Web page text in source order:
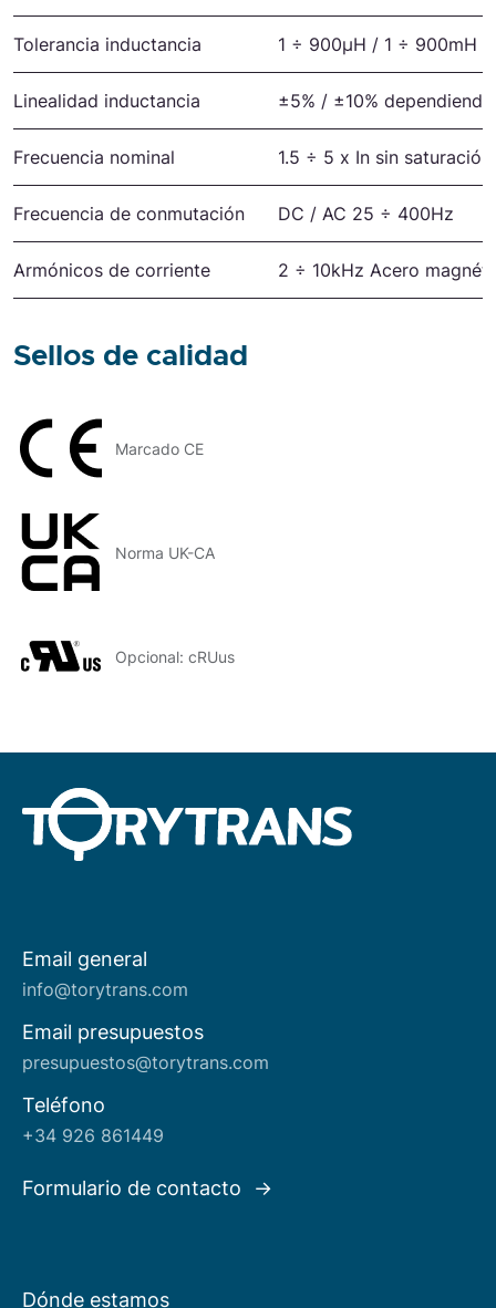
Tolerancia inductancia 1 ÷ 900μH / 1 ÷ 900mH
Linealidad inductancia ±5% / ±10%
Frecuencia nominal 1.5 ÷ 5 x In sin saturación
Frecuencia de conmutación DC / AC 25 ÷ 400Hz
Armónicos de corriente 2 ÷ 10kHz Acero
Sellos de calidad
Marcado CE
Norma UK-CA
Opcional: cRUus
Acerca de nosotros
Email general
info@torytrans.com
Email presupuestos
presupuestos@torytrans.com
Teléfono
+34 926 861449
Formulario de contacto
Dónde estamos